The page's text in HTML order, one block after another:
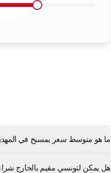
ما هو متوسط سعر بمسبح في
هل يمكن لتونسي مقيم بالخارج